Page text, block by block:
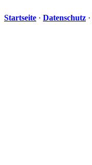
Startseite · Datenschutz ·